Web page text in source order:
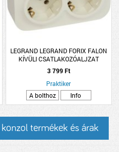
LEGRAND LEGRAND FORIX FALON
KÍVÜLI CSATLAKOZÓALJZAT
2X2P+F 16A IP20 BIZTONSÁGI
ZSALUVAL BÉZS
3 799 Ft
Praktiker
A bolthoz
Info
termékek és árak